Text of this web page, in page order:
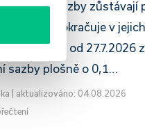
že sazby zůstávají
bank pokračuje v jejich
Bank od 27.7.2026
sazby plošně o 0,1…
aktualizováno: 04.08.2026